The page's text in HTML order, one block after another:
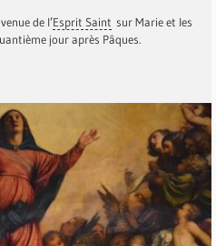
de l’Esprit Saint sur Marie et les
jour après Pâques.